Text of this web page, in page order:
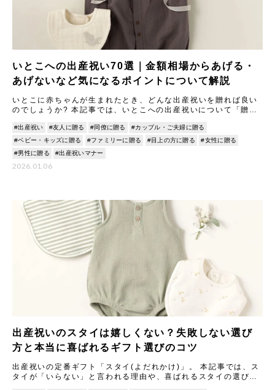
いとこへの出産祝い70選｜金額相場からあげる・
あげないなど気になるポイントについて解説
いとこに赤ちゃんが生まれたとき、どんな出産祝いを贈れば良い
のでしょうか? 本記事では、いとこへの出産祝いについて「贈る
が
#出産祝い #友人に贈る #同僚に贈る
#カップル・ご夫婦に贈る
#ベビー・キッズに贈る
#ファミリーに贈る #目上の方に贈る
#女性に贈る
#男性に贈る
#出産祝いマナー
2026.01.06
出産祝いのスタイは嬉しくない？失敗しない選び
方と本当に喜ばれるギフト選びのコツ
出産祝いの定番ギフト「スタイ(よだれかけ)」。 本記事では、ス
タイが「いらない」と言われる理由や、喜ばれるスタイの選び方